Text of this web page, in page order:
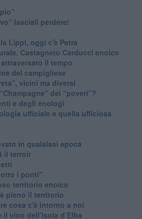
lasciali perdere!
Lippi, oggi c'è Petra
Castagneto Carducci enoico
il tempo
del campigliese
vicini ma diversi
dei “poveri”?
e degli enologi
ufficiale e quella ufficiosa
in qualsiasi epoca
il terroir
i ponti"
territorio enoico
pieno il territorio
cosa c'è intorno a noi
vino dell’Isola d’Elba